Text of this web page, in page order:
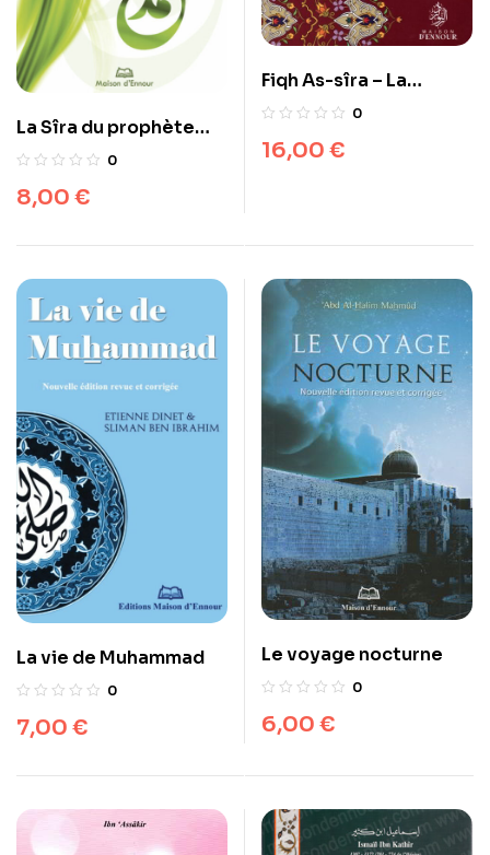
La Sîra du prophète
expliquée aux jeunes
0
8,00 €
Fiqh As-sîra – La
biographie du
(PSL)
0
16,00 €
La vie de Muhammad
0
7,00 €
Le voyage nocturne
0
6,00 €